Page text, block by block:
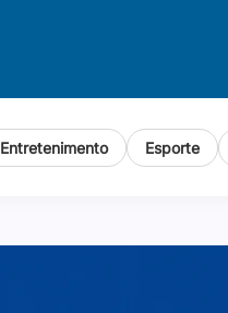
Entretenimento Esporte